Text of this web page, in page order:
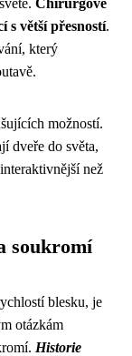
Chirurgové
s větší přesností.
který
možností.
dveře do světa,
než
soukromí
blesku, je
otázkám
Historie